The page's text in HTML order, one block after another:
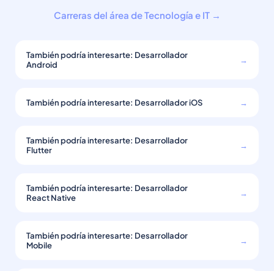
Carreras del área de Tecnología e IT →
También podría interesarte: Desarrollador
Android
→
También podría interesarte: Desarrollador iOS →
También podría interesarte: Desarrollador
Flutter
→
También podría interesarte: Desarrollador
React Native
→
También podría interesarte: Desarrollador
Mobile
→